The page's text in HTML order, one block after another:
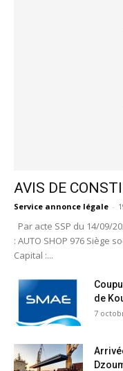
AVIS DE
Service annonce légale -
Par acte SSP du 14/09/
: AUTO SHOP 976 Siège
Capital :...
de
7